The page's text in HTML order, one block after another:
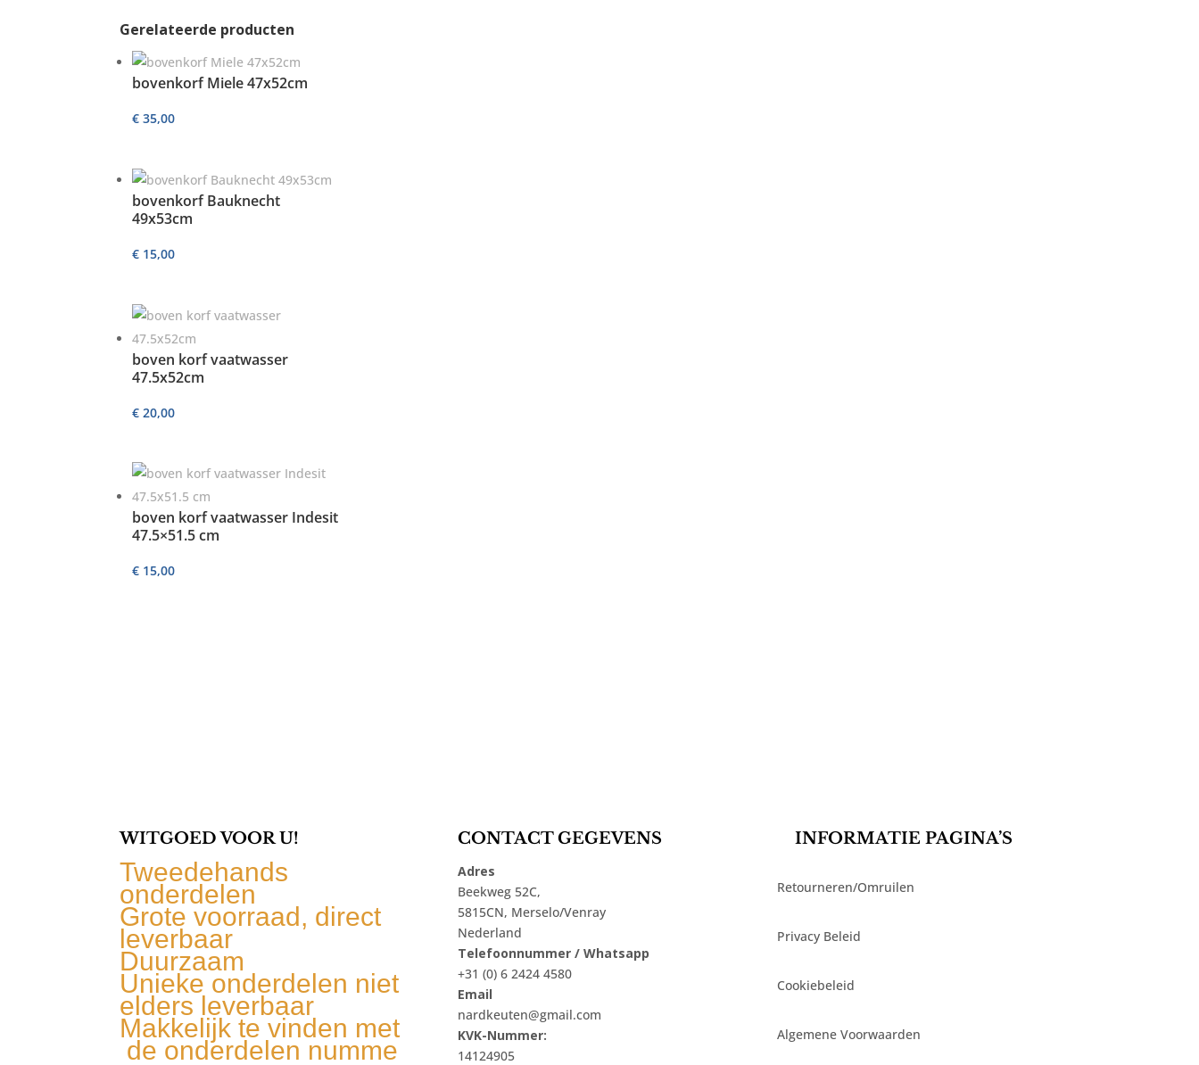
Gerelateerde producten
bovenkorf Miele 47x52cm
€ 35,00
bovenkorf Bauknecht
49x53cm
€ 15,00
boven korf vaatwasser
47.5x52cm
€ 20,00
boven korf vaatwasser Indesit
47.5×51.5 cm
€ 15,00
WITGOED VOOR U!
Tweedehands
onderdelen
Grote voorraad, direct
leverbaar
Duurzaam
Unieke onderdelen niet
elders leverbaar
Makkelijk te vinden met
de onderdelen numme
CONTACT GEGEVENS
Adres
Beekweg 52C,
5815CN, Merselo/Venray
Nederland
Telefoonnummer / Whatsapp
+31 (0) 6 2424 4580
Email
nardkeuten@gmail.com
KVK-Nummer:
14124905
INFORMATIE PAGINA’S
Retourneren/Omruilen
Privacy Beleid
Cookiebeleid
Algemene Voorwaarden